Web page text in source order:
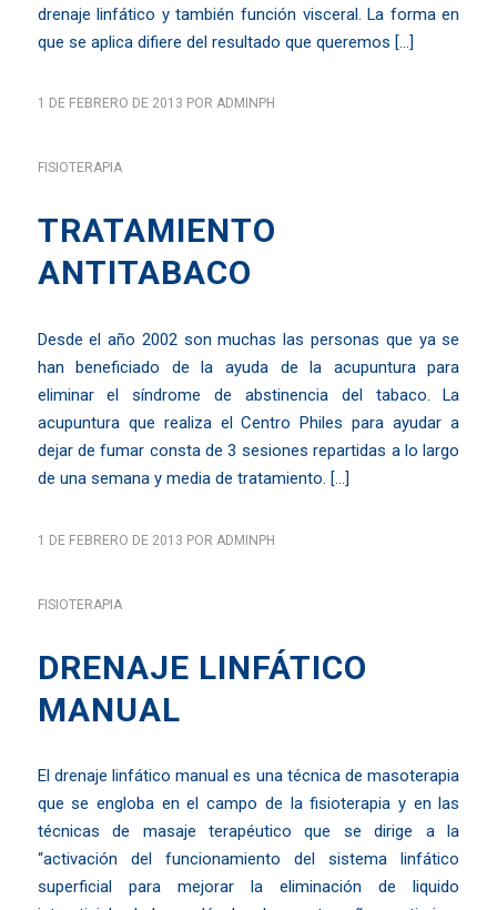
drenaje linfático y también función visceral. La forma en
que se aplica difiere del resultado que queremos […]
1 DE FEBRERO DE 2013 POR ADMINPH
FISIOTERAPIA
TRATAMIENTO
ANTITABACO
Desde el año 2002 son muchas las personas que ya se
han beneficiado de la ayuda de la acupuntura para
eliminar el síndrome de abstinencia del tabaco. La
acupuntura que realiza el Centro Philes para ayudar a
dejar de fumar consta de 3 sesiones repartidas a lo largo
de una semana y media de tratamiento. […]
1 DE FEBRERO DE 2013 POR ADMINPH
FISIOTERAPIA
DRENAJE LINFÁTICO
MANUAL
El drenaje linfático manual es una técnica de masoterapia
que se engloba en el campo de la fisioterapia y en las
técnicas de masaje terapéutico que se dirige a la
“activación del funcionamiento del sistema linfático
superficial para mejorar la eliminación de liquido